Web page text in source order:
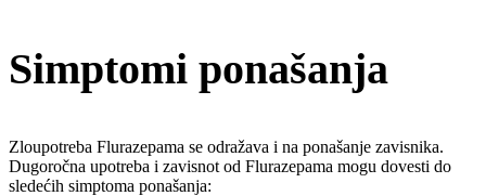
Simptomi ponašanja
Zloupotreba Flurazepama se odražava i na ponašanje zavisnika.
Dugoročna upotreba i zavisnot od Flurazepama mogu dovesti do
sledećih simptoma ponašanja: